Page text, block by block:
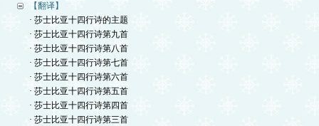
【翻译】
· 莎士比亚十四行诗的主题
· 莎士比亚十四行诗第九首
· 莎士比亚十四行诗第八首
· 莎士比亚十四行诗第七首
· 莎士比亚十四行诗第六首
· 莎士比亚十四行诗第五首
· 莎士比亚十四行诗第四首
· 莎士比亚十四行诗第三首